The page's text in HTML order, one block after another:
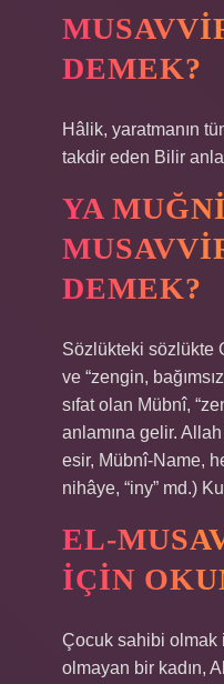
DEMEK?
Hâlik, yaratmanın
takdir eden Bilir
YA
DEMEK?
Sözlükteki sözlükte
ve “zengin,
sıfat olan Mübnî,
anlamına gelir. Allah
esir, Mübnî-Name,
nihâye, “iny” md.)
EL-
IÇIN
Çocuk sahibi olmak
olmayan bir kadın,